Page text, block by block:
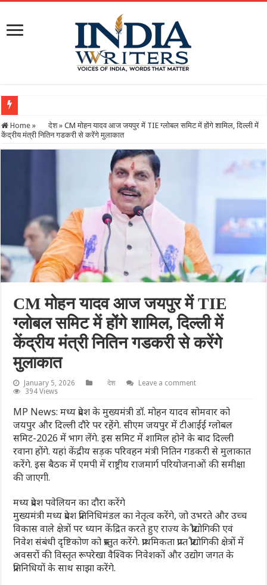
मुख्यमंत्री विष्णुदेव साय के नेतृत्व में छत्तीसगढ़ को बड़ी उपलब्धि, SASCI 2026-27 के तहत
Home » देश » CM मोहन यादव आज जयपुर में TIE ग्लोबल समिट में होंगे शामिल, दिल्ली में
केंद्रीय मंत्री नितिन गडकरी से करेंगे मुलाकात
CM मोहन यादव आज जयपुर में TIE
ग्लोबल समिट में होंगे शामिल, दिल्ली में
केंद्रीय मंत्री नितिन गडकरी से करेंगे
मुलाकात
January 5, 2026 देश
Leave a comment
394 Views
MP News: मध्य प्रदेश के मुख्यमंत्री डॉ. मोहन यादव सोमवार को
जयपुर और दिल्ली दौरे पर रहेंगे. सीएम जयपुर में टीआईई ग्लोबल
समिट-2026 में भाग लेंगे. इस समिट में शामिल होने के बाद दिल्ली
रवाना होंगे. यहां केंद्रीय सड़क परिवहन मंत्री नितिन गडकरी से मुलाकात
करेंगे. इस बैठक में एमपी में राष्ट्रीय राजमार्ग परियोजनाओं की समीक्षा
की जाएगी.
मध्य प्रदेश पवेलियन का दौरा करेंगे
मुख्यमंत्री मध्य प्रदेश प्रतिनिधिमंडल का नेतृत्व करेंगे, जो उभरते और उच्च
विकास वाले क्षेत्रों पर ध्यान केंद्रित करते हुए राज्य के प्रौद्योगिकी एवं
निवेश संबंधी दृष्टिकोण को प्रस्तुत करेंगे. प्राथमिकता प्राप्त प्रौद्योगिकी क्षेत्रों में
अवसरों की विस्तृत रूपरेखा वैश्विक निवेशकों और उद्योग जगत के
प्रतिनिधियों के साथ साझा करेंगे.